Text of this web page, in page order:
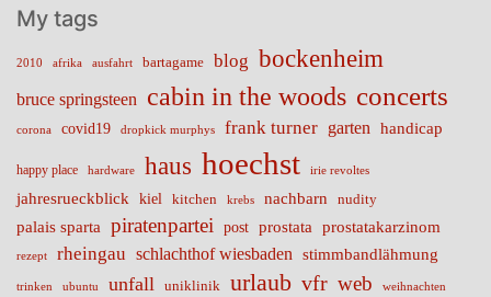
My tags
2010 afrika ausfahrt bartagame blog bockenheim
bruce springsteen cabin in the woods concerts
corona covid19 dropkick murphys frank turner garten handicap
happy place hardware haus hoechst irie revoltes
jahresrueckblick kiel kitchen krebs nachbarn nudity
palais sparta piratenpartei post prostata prostatakarzinom
rezept rheingau schlachthof wiesbaden stimmbandlähmung
trinken ubuntu unfall uniklinik urlaub vfr web weihnachten